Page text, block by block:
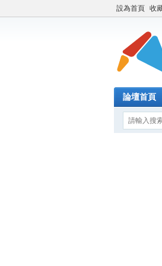
設為首頁 收
論壇首頁